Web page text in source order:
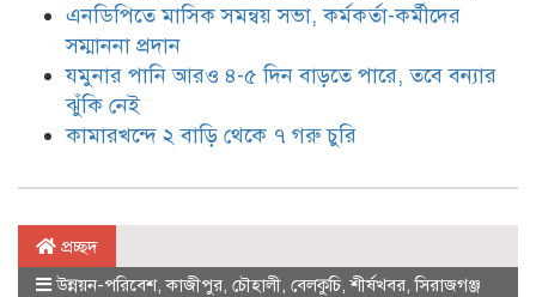
এনডিপিতে মাসিক সমন্বয় সভা, কর্মকর্তা-কর্মীদের
সম্মাননা প্রদান
যমুনার পানি আরও ৪-৫ দিন বাড়তে পারে, তবে বন্যার
ঝুঁকি নেই
কামারখন্দে ২ বাড়ি থেকে ৭ গরু চুরি
প্রচ্ছদ
উন্নয়ন-পরিবেশ,কাজীপুর, চৌহালী, বেলকুচি,শীর্ষখবর,সিরাজগঞ্জ